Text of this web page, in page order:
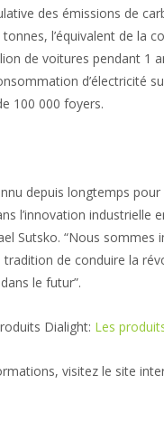
des émissions de
l’équivalent de la
de voitures pendant 1
d’électricité
100 000 foyers.
depuis longtemps
l’innovation industrielle
Sutsko. “Nous sommes
de conduire la
le futur”.
Dialight: Les
visitez le site